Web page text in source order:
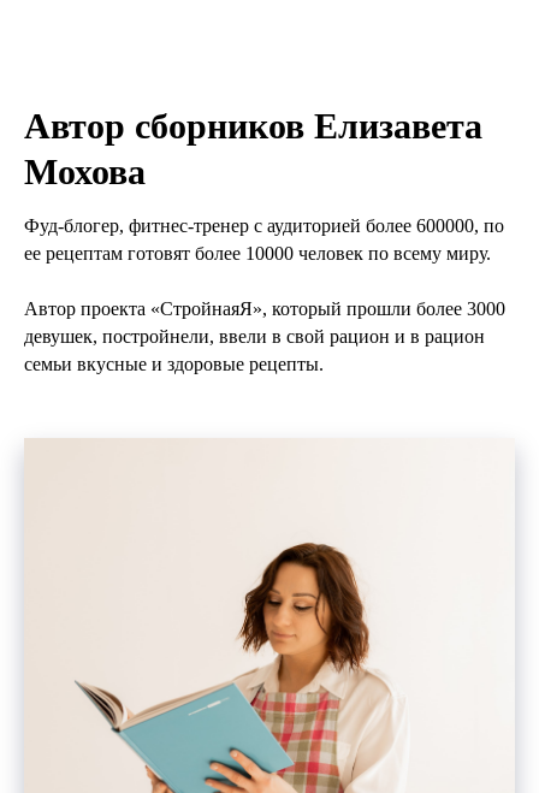
Автор сборников Елизавета
Мохова
Фуд-блогер, фитнес-тренер с аудиторией более 600000, по
ее рецептам готовят более 10000 человек по всему миру.
Автор проекта «СтройнаяЯ», который прошли более 3000
девушек, постройнели, ввели в свой рацион и в рацион
семьи вкусные и здоровые рецепты.